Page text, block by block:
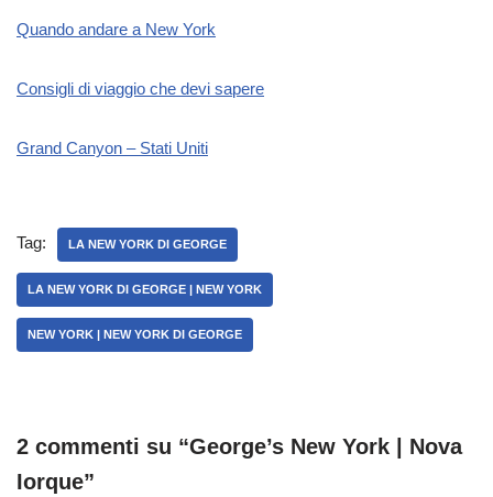
Quando andare a New York
Consigli di viaggio che devi sapere
Grand Canyon – Stati Uniti
Tag: LA NEW YORK DI GEORGE
LA NEW YORK DI GEORGE | NEW YORK
NEW YORK | NEW YORK DI GEORGE
2 commenti su “George’s New York | Nova
Iorque”